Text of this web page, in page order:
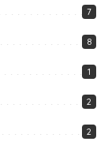
7
8
1
2
2